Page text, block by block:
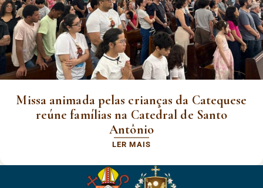
Missa animada pelas crianças da Catequese
reúne famílias na Catedral de Santo
Antônio
LER MAIS